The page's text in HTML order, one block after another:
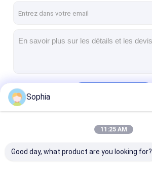
Produits
Sophia
11:25 AM
Good day, what product are you looking for?